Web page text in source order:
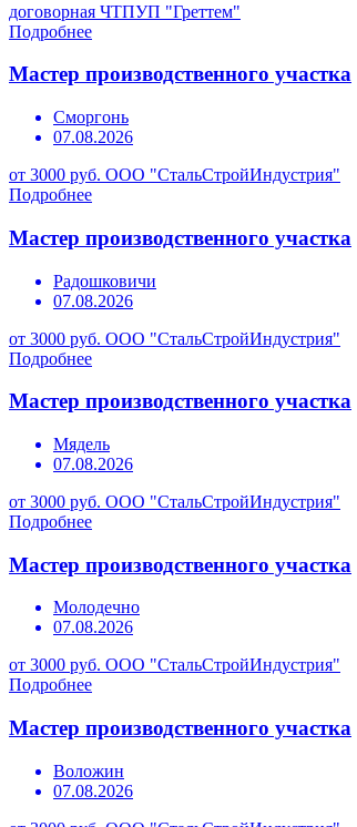
договорная ЧТПУП "Греттем"
Подробнее
Мастер производственного участка
Сморгонь
07.08.2026
от 3000 руб. ООО "СтальСтройИндустрия"
Подробнее
Мастер производственного участка
Радошковичи
07.08.2026
от 3000 руб. ООО "СтальСтройИндустрия"
Подробнее
Мастер производственного участка
Мядель
07.08.2026
от 3000 руб. ООО "СтальСтройИндустрия"
Подробнее
Мастер производственного участка
Молодечно
07.08.2026
от 3000 руб. ООО "СтальСтройИндустрия"
Подробнее
Мастер производственного участка
Воложин
07.08.2026